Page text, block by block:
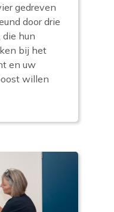
gedreven
door drie
hun
bij het
en uw
willen